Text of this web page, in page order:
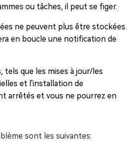
ou tâches, il peut se figer.
ne peuvent plus être stockées.
en boucle une notification de
tels que les mises à jour/les
et l'installation de
arrêtés et vous ne pourrez en
sont les suivantes: